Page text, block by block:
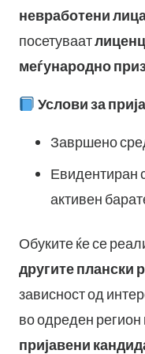
невработени
посетуваат
меѓународно
Услови за
Завршено
Евидентиран
активен
Обуките ќе се
другите плански
зависност од
во одреден регион
пријавени